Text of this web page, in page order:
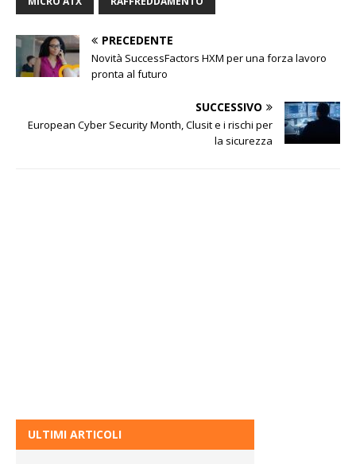
PRECEDENTE
Novità SuccessFactors HXM per una forza lavoro
pronta al futuro
SUCCESSIVO
European Cyber Security Month, Clusit e i rischi per
la sicurezza
ULTIMI ARTICOLI